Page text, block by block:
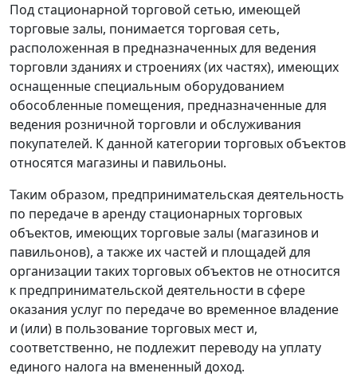
Под стационарной торговой сетью, имеющей
торговые залы, понимается торговая сеть,
расположенная в предназначенных для ведения
торговли зданиях и строениях (их частях), имеющих
оснащенные специальным оборудованием
обособленные помещения, предназначенные для
ведения розничной торговли и обслуживания
покупателей. К данной категории торговых объектов
относятся магазины и павильоны.
Таким образом, предпринимательская деятельность
по передаче в аренду стационарных торговых
объектов, имеющих торговые залы (магазинов и
павильонов), а также их частей и площадей для
организации таких торговых объектов не относится
к предпринимательской деятельности в сфере
оказания услуг по передаче во временное владение
и (или) в пользование торговых мест и,
соответственно, не подлежит переводу на уплату
единого налога на вмененный доход.